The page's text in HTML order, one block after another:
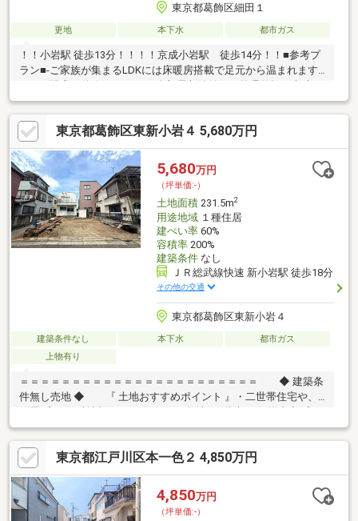
東京都葛飾区細田１
更地 本下水 都市ガス
！！小岩駅 徒歩13分！！！！京成小岩駅 徒歩14分！！■参考プ
ラン■-ご家族が集まるLDKには床暖房搭載で足元から温まれます-
り-1階に洗面化粧室があり、お子様が泥だらけで帰っても安心で
す-買物や遠出するのに便利な車を駐車できるカースペース※参考
プランのため、間取が変更される場合がございます。■予定価格■
土地：2980万円建物：2100万円総額：5080万円【おすすめ設備仕
様（予定）】●制震ダンパー搭載●エコジョーズ●LDK床暖房●全室
ペアガラス・全室網戸●浴室乾燥機付き
東京都葛飾区東新小岩４ 5,680万円
5,680万円
（坪単価:-）
土地面積231.5m2
用途地域１種住居
建ぺい率60%
容積率200%
建築条件なし
ＪＲ総武線快速 新小岩駅 徒歩18分
その他の交通
東京都葛飾区東新小岩４
建築条件なし 本下水
都市ガス
上物有り
＝＝＝＝＝＝＝＝＝＝＝＝＝＝＝＝＝＝＝＝＝＝＝ ◆ 建築条
件無し売地 ◆ 『 土地おすすめポイント 』・二世帯住宅や、
平屋プランも検討しやすいゆとりの敷地・2階建4LDK物参考プラ
ン有 … 建物イメージがしやすく検討も安心・車庫3台付きプラン
対応 … 快適な都心ライフが実現可能・お好きなハウスメーカーで
建築可能♪『 ロケーション 』・複数駅・複数路線利用可 … 通勤・
通学もスムーズ『 サポート内容 』・仕様書のご案内・間取り／資
金計画のご相談可能＝＝＝＝＝＝＝＝＝＝＝＝＝＝＝＝＝＝＝＝
＝＝＝
東京都江戸川区本一色２ 4,850万円
4,850万円
（坪単価:-）